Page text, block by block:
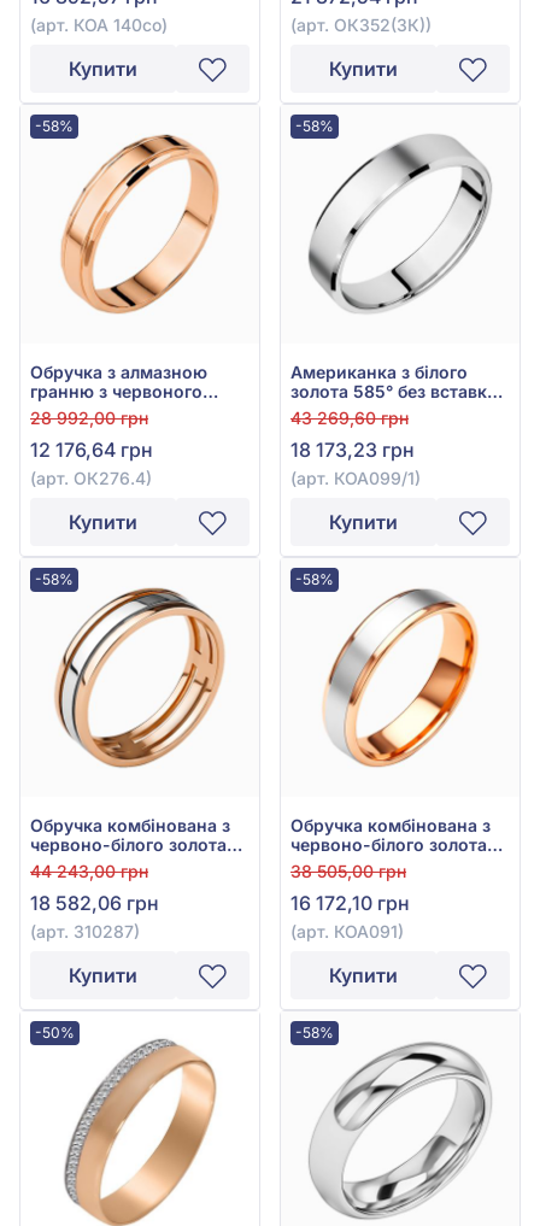
(арт. КОА 140со)
Купити
(арт. ОК352(3К))
Купити
-58%
Обручка з алмазною
гранню з червоного
золота 585°, арт. ОК276.4
28 992,00 грн
12 176,64 грн
(арт. ОК276.4)
Купити
-58%
Американка з білого
золота 585° без вставки,
арт. КОА 099/1
43 269,60 грн
18 173,23 грн
(арт. КОА099/1)
Купити
-58%
Обручка комбінована з
червоно-білого золота
585°, арт. 310287
44 243,00 грн
18 582,06 грн
(арт. 310287)
Купити
-58%
Обручка комбінована з
червоно-білого золота
585°, арт. КОА 091
38 505,00 грн
16 172,10 грн
(арт. КОА091)
Купити
-50% -58%